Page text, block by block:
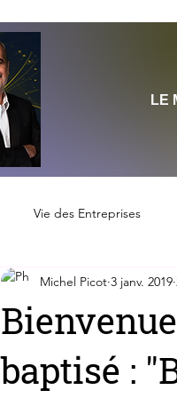
LE
Vie des Entreprises
baptisé :
Michel Picot 3 janv. 2019